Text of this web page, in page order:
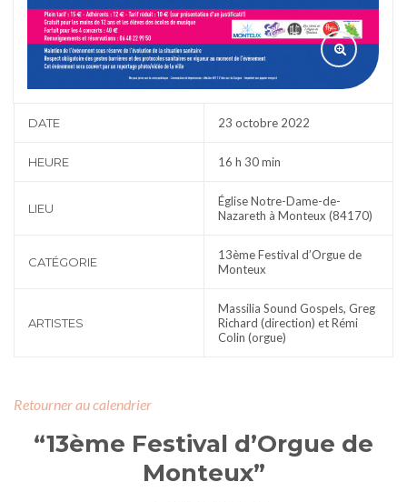
DATE 23 octobre 2022
HEURE 16 h 30 min
LIEU
Église Notre-Dame-de-
Nazareth à Monteux (84170)
CATÉGORIE
13ème Festival d’Orgue de
Monteux
ARTISTES
Massilia Sound Gospels, Greg
Richard (direction) et Rémi
Colin (orgue)
Retourner au calendrier
“13ème Festival d’Orgue de
Monteux”